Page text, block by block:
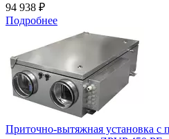
94 938 ₽
Подробнее
Приточно-вытяжная установка с